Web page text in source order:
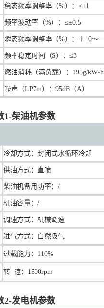
稳态频率调整率（%）：≤±1
频率波动率（%）：≤±0.5
瞬态频率调整率（%）：＋10～
频率稳定时间（S）：≤3
燃油消耗（满负载）：195g/kW•h
噪声（LP7m）：95dB（A）
1-柴油机参数
冷却方式：封闭式水循环冷却
供油方式：直喷
柴油机备用功率：/
机油容量：/
调速方式：机械调速
进气方式：自然吸气
过载能力：110%
转 速：1500rpm
2-发电机参数